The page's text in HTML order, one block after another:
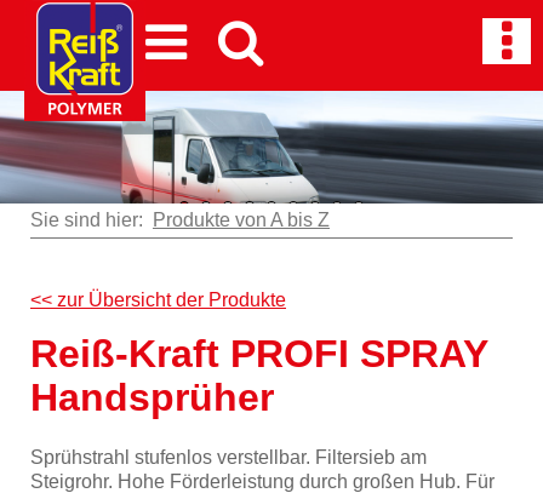
Sie sind hier: Produkte von A bis Z
<< zur Übersicht der Produkte
Reiß-Kraft PROFI SPRAY
Handsprüher
Sprühstrahl stufenlos verstellbar. Filtersieb am
Steigrohr. Hohe Förderleistung durch großen Hub. Für